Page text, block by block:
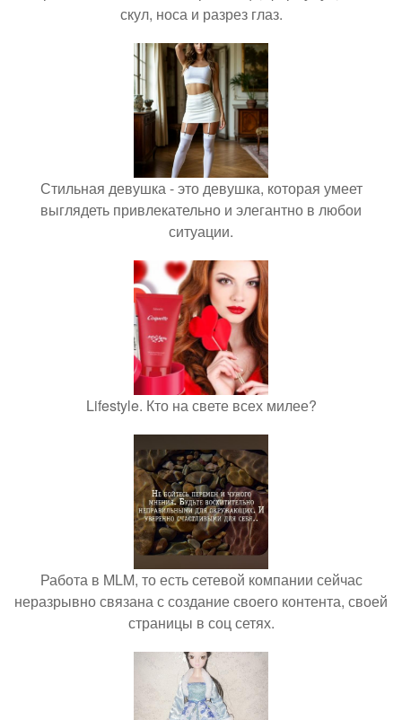
скул, носа и разрез глаз.
Стильная девушка - это девушка, которая умеет
выглядеть привлекательно и элегантно в любои
ситуации.
Lifestyle. Кто на свете всех милее?
Работа в MLM, то есть сетевой компании сейчас
неразрывно связана с создание своего контента, своей
страницы в соц сетях.